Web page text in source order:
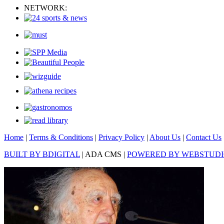
NETWORK:
Home | Terms & Conditions | Privacy Policy | About Us | Contact Us
BUILT BY BDIGITAL | ADA CMS | POWERED BY